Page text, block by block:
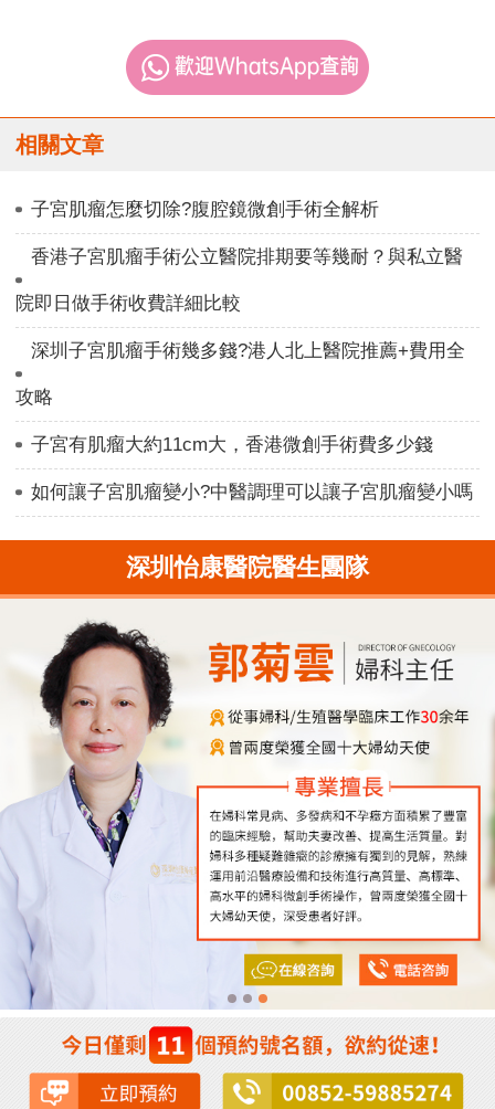
相關文章
子宮肌瘤怎麼切除?腹腔鏡微創手術全解析
香港子宮肌瘤手術公立醫院排期要等幾耐？與私立醫
院即日做手術收費詳細比較
深圳子宮肌瘤手術幾多錢?港人北上醫院推薦+費用全
攻略
子宮有肌瘤大約11cm大，香港微創手術費多少錢
如何讓子宮肌瘤變小?中醫調理可以讓子宮肌瘤變小嗎
深圳怡康醫院醫生團隊